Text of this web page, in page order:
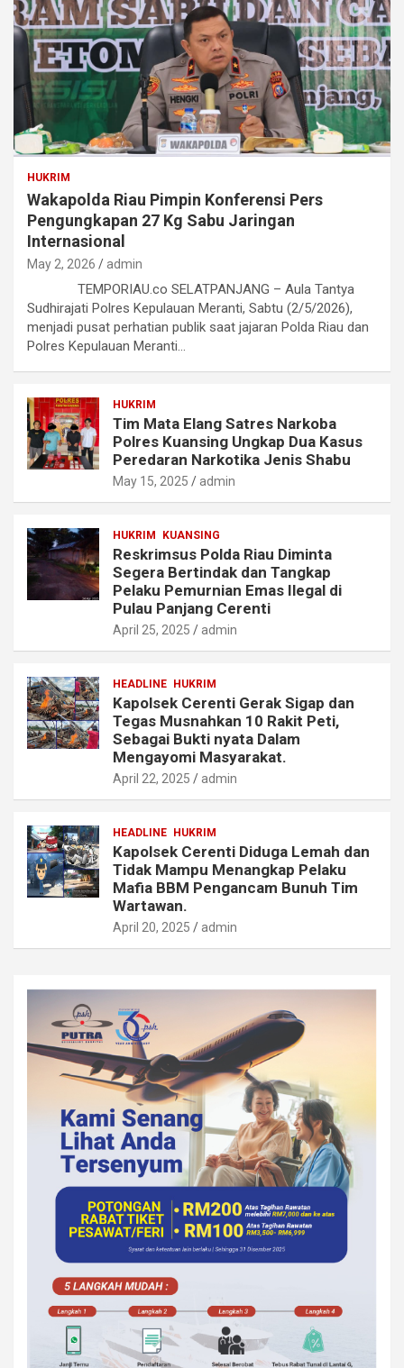
HUKRIM
Wakapolda Riau Pimpin Konferensi Pers
Pengungkapan 27 Kg Sabu Jaringan
Internasional
May 2, 2026 admin
TEMPORIAU.co SELATPANJANG – Aula Tantya
Sudhirajati Polres Kepulauan Meranti, Sabtu (2/5/2026),
menjadi pusat perhatian publik saat jajaran Polda Riau dan
Polres Kepulauan Meranti…
HUKRIM
Tim Mata Elang Satres Narkoba
Polres Kuansing Ungkap Dua Kasus
Peredaran Narkotika Jenis Shabu
May 15, 2025 admin
HUKRIM KUANSING
Reskrimsus Polda Riau Diminta
Segera Bertindak dan Tangkap
Pelaku Pemurnian Emas Ilegal di
Pulau Panjang Cerenti
April 25, 2025 admin
HEADLINE HUKRIM
Kapolsek Cerenti Gerak Sigap dan
Tegas Musnahkan 10 Rakit Peti,
Sebagai Bukti nyata Dalam
Mengayomi Masyarakat.
April 22, 2025 admin
HEADLINE HUKRIM
Kapolsek Cerenti Diduga Lemah dan
Tidak Mampu Menangkap Pelaku
Mafia BBM Pengancam Bunuh Tim
Wartawan.
April 20, 2025 admin